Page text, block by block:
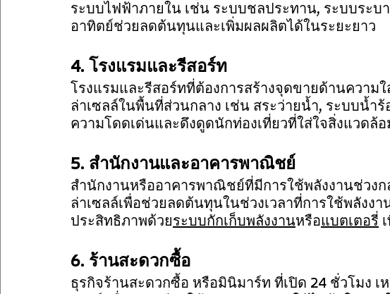
ระบบไฟฟ้าภายใน เช่น ระบบชลประทาน, ระบบระบ
อาทิตย์ช่วยลดต้นทุนและเพิ่มผลผลิตได้ในระยะยาว
4. โรงแรมและรีสอร์ท
โรงแรมและรีสอร์ทที่ต้องการสร้างจุดขายด้านความ
ล่าเซลล์ในพื้นที่ส่วนกลาง เช่น สระว่ายน้ำ, ระบบน้ำ
ความโดดเด่นและดึงดูดนักท่องเที่ยวที่ใส่ใจสิ่งแวดล้อ
5. สำนักงานและอาคารพาณิชย์
สำนักงานหรืออาคารพาณิชย์ที่มีการใช้พลังงานช่วงก
ล่าเซลล์เพื่อช่วยลดต้นทุนในช่วงเวลาที่การใช้พลังง
ประสิทธิภาพด้วยระบบกักเก็บพลังงานหรือแบตเตอรี่
6. ร้านสะดวกซื้อ
ธุรกิจร้านสะดวกซื้อ หรือมินิมาร์ท ที่เปิด 24 ชั่วโมง เ